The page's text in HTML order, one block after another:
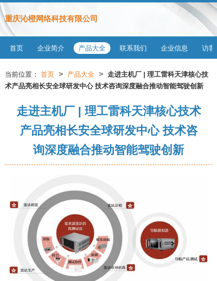
重庆沁橙网络科技有限公司
首页 企业简介 产品大全 联系我们 企业信息 访客
当前位置： 首页 > 产品大全 >
走进主机厂 | 理工雷科天津核心技
术产品亮相长安全球研发中心 技术咨询深度融合推动智能驾驶创新
走进主机厂 | 理工雷科天津核心技术
产品亮相长安全球研发中心 技术咨
询深度融合推动智能驾驶创新